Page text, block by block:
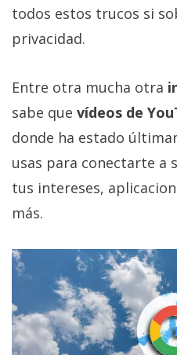
Contacto
Sobre
/
Publicidad
/
Cambiar
opciones
de
privacidad
Aviso
El medio de
comunicación
digital donde
todos estos trucos si
privacidad.
Entre otra mucha otra
sabe que vídeos de
donde ha estado
usas para conectarte a
tus intereses,
más.